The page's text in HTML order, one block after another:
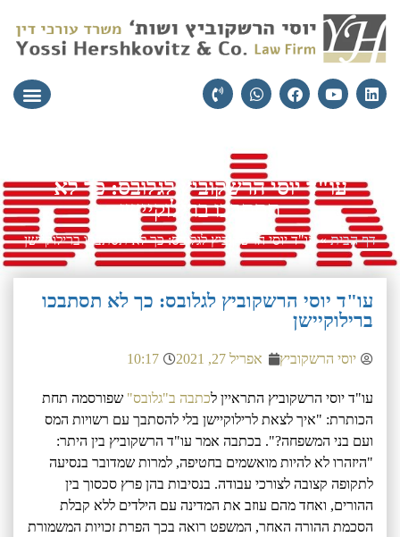
עו"ד יוסי הרשקוביץ לגלובס: כך לא
תסתבכו ברילוקיישן
דף הבית» עו"ד יוסי הרשקוביץ לגלובס: כך לא תסתבכו ברילוקיישן
עו"ד יוסי הרשקוביץ לגלובס: כך לא תסתבכו
ברילוקיישן
יוסי הרשקוביץ אפריל 27, 2021 10:17
עו"ד יוסי הרשקוביץ התראיין לכתבה ב"גלובס" שפורסמה תחת
הכותרת: "איך לצאת לרילוקיישן בלי להסתבך עם רשויות המס
ועם בני המשפחה?". בכתבה אמר עו"ד הרשקוביץ בין היתר:
"היזהרו לא להיות מואשמים בחטיפה, למרות שמדובר בנסיעה
לתקופה קצובה לצורכי עבודה. בנסיבות בהן פרץ סכסוך בין
ההורים, ואחד מהם עוזב את המדינה עם הילדים ללא קבלת
הסכמת ההורה האחר, המשפט רואה בכך הפרת זכויות המשמורת